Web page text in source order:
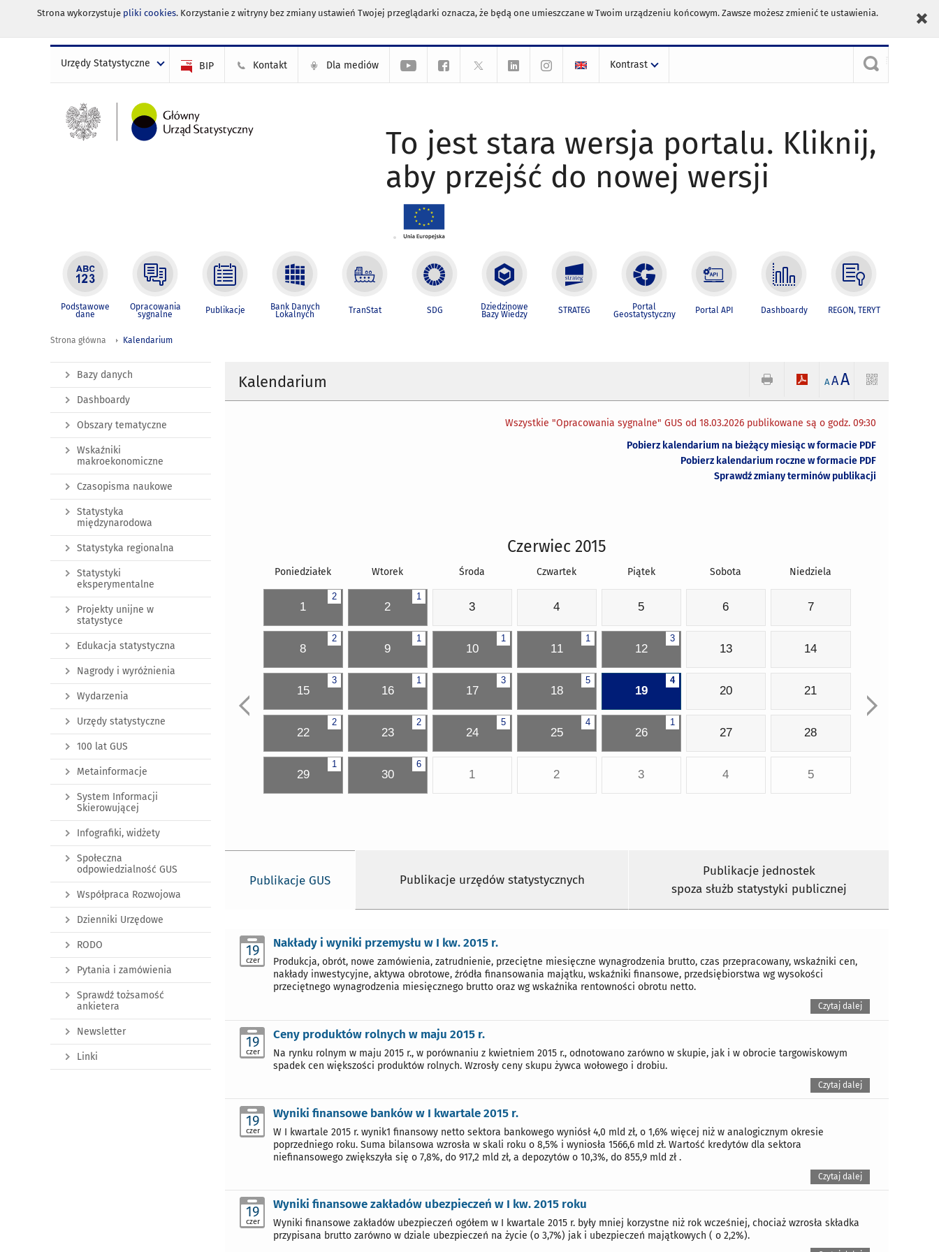
Strona wykorzystuje pliki cookies. Korzystanie z witryny bez zmiany ustawień Twojej przeglądarki oznacza, że będą one umieszczane w Twoim urządzeniu końcowym. Zawsze możesz zmienić te ustawienia.
Urzędy Statystyczne BIP Kontakt Dla mediów Kontrast
To jest stara wersja portalu. Kliknij,
aby przejść do nowej wersji
Podstawowe
dane
Opracowania
sygnalne Publikacje Bank Danych
Lokalnych TranStat SDG Dziedzinowe
Bazy Wiedzy STRATEG Portal
Geostatystyczny Portal API Dashboardy REGON, TERYT
Strona główna Kalendarium
Kalendarium A AA
Wszystkie "Opracowania sygnalne" GUS od 18.03.2026 publikowane są o godz. 09:30
Pobierz kalendarium na bieżący miesiąc w formacie PDF
Pobierz kalendarium roczne w formacie PDF
Sprawdź zmiany terminów publikacji
Czerwiec 2015
Poniedziałek Wtorek Środa Czwartek Piątek Sobota Niedziela
2
1
1
2 3 4 5 6 7
2
8
1
9
1
10
1
11
3
12 13 14
3
15
1
16
3
17
5
18
4
19 20 21
2
22
2
23
5
24
4
25
1
26 27 28
1
29
6
30 1 2 3 4 5
Publikacje GUS Publikacje urzędów statystycznych
Publikacje jednostek
spoza służb statystyki publicznej
19
czer
Nakłady i wyniki przemysłu w I kw. 2015 r.
Produkcja, obrót, nowe zamówienia, zatrudnienie, przeciętne miesięczne wynagrodzenia brutto, czas przepracowany, wskaźniki cen,
nakłady inwestycyjne, aktywa obrotowe, źródła finansowania majątku, wskaźniki finansowe, przedsiębiorstwa wg wysokości
przeciętnego wynagrodzenia miesięcznego brutto oraz wg wskaźnika rentowności obrotu netto.
Czytaj dalej
19
czer
Ceny produktów rolnych w maju 2015 r.
Na rynku rolnym w maju 2015 r., w porównaniu z kwietniem 2015 r., odnotowano zarówno w skupie, jak i w obrocie targowiskowym
spadek cen większości produktów rolnych. Wzrosły ceny skupu żywca wołowego i drobiu.
Czytaj dalej
19
czer
Wyniki finansowe banków w I kwartale 2015 r.
W I kwartale 2015 r. wynik1 finansowy netto sektora bankowego wyniósł 4,0 mld zł, o 1,6% więcej niż w analogicznym okresie
poprzedniego roku. Suma bilansowa wzrosła w skali roku o 8,5% i wyniosła 1566,6 mld zł. Wartość kredytów dla sektora
niefinansowego zwiększyła się o 7,8%, do 917,2 mld zł, a depozytów o 10,3%, do 855,9 mld zł .
Czytaj dalej
19
czer
Wyniki finansowe zakładów ubezpieczeń w I kw. 2015 roku
Wyniki finansowe zakładów ubezpieczeń ogółem w I kwartale 2015 r. były mniej korzystne niż rok wcześniej, chociaż wzrosła składka
przypisana brutto zarówno w dziale ubezpieczeń na życie (o 3,7%) jak i ubezpieczeń majątkowych ( o 2,2%).
Bazy danych
Dashboardy
Obszary tematyczne
Wskaźniki
makroekonomiczne
Czasopisma naukowe
Statystyka
międzynarodowa
Statystyka regionalna
Statystyki
eksperymentalne
Projekty unijne w
statystyce
Edukacja statystyczna
Nagrody i wyróżnienia
Wydarzenia
Urzędy statystyczne
100 lat GUS
Metainformacje
System Informacji
Skierowującej
Infografiki, widżety
Społeczna
odpowiedzialność GUS
Współpraca Rozwojowa
Dzienniki Urzędowe
RODO
Pytania i zamówienia
Sprawdź tożsamość
ankietera
Newsletter
Linki